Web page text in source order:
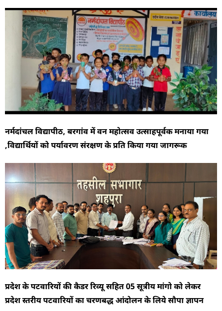
नर्मदांचल विद्यापीठ, बरगांव में वन महोत्सव उत्साहपूर्वक मनाया गया
,विद्यार्थियों को पर्यावरण संरक्षण के प्रति किया गया जागरूक
प्रदेश के पटवारियों की कैडर रिव्यू सहित 05 सूत्रीय मांगो को लेकर
प्रदेश स्तरीय पटवारियों का चरणबद्ध आंदोलन के लिये सौपा ज्ञापन